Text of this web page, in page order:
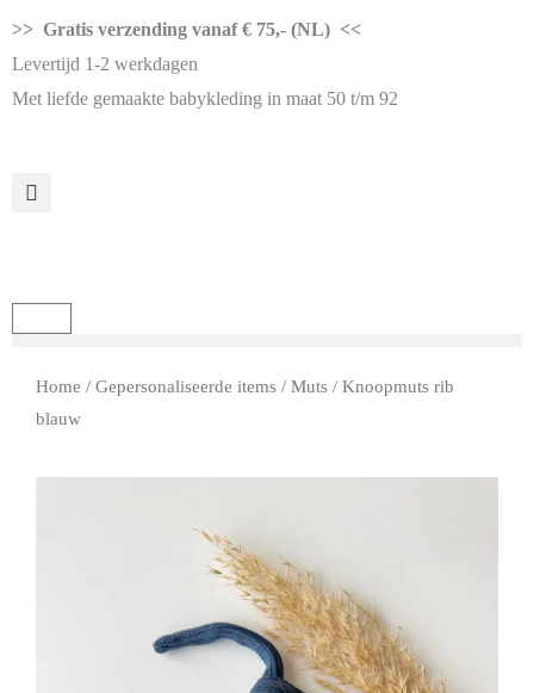
>> Gratis verzending vanaf € 75,- (NL) <<
Levertijd 1-2 werkdagen
Met liefde gemaakte babykleding in maat 50 t/m 92
Home / Gepersonaliseerde items / Muts / Knoopmuts rib
blauw